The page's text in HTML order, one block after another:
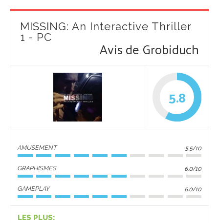
MISSING: An Interactive Thriller
1 - PC
Avis de Grobiduch
5.8
AMUSEMENT 5.5/10
GRAPHISMES 6.0/10
GAMEPLAY 6.0/10
LES PLUS: